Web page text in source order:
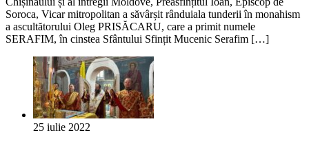
Soroca, Vicar mitropolitan a săvârșit rânduiala tunderii în monahism
a ascultătorului Oleg PRISĂCARU, care a primit numele
SERAFIM, în cinstea Sfântului Sfințit Mucenic Serafim […]
25 iulie 2022